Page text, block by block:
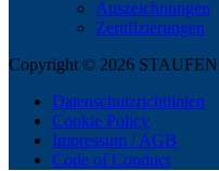
Auszeichnungen
Zertifizierungen
Copyright © 2026
Datenschutzrichtlinien
Cookie Policy
Impressum / AGB
Code of Conduct